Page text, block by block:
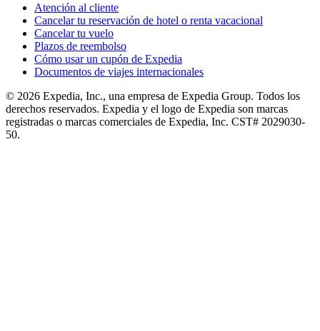
Atención al cliente
Cancelar tu reservación de hotel o renta vacacional
Cancelar tu vuelo
Plazos de reembolso
Cómo usar un cupón de Expedia
Documentos de viajes internacionales
© 2026 Expedia, Inc., una empresa de Expedia Group. Todos los
derechos reservados. Expedia y el logo de Expedia son marcas
registradas o marcas comerciales de Expedia, Inc. CST# 2029030-
50.